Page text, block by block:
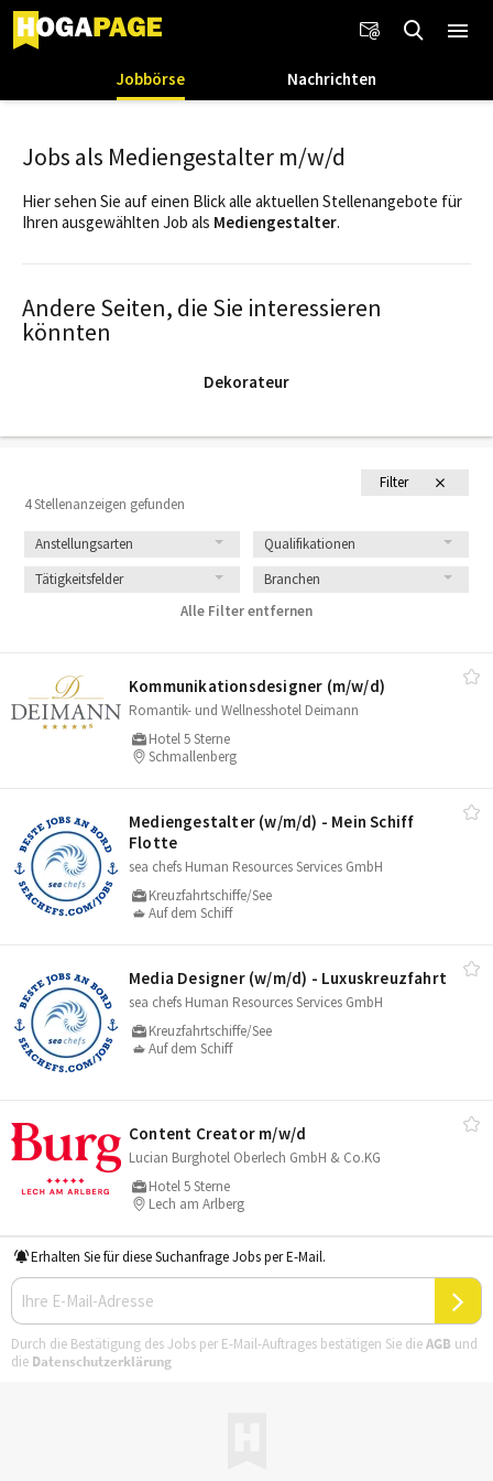
Jobbörse Nachrichten
Filter
4 Stellenanzeigen gefunden
Anstellungsarten
Qualifikationen
Tätigkeitsfelder
Branchen
Alle Filter entfernen
Kommunikationsdesigner (m/​w/​d)
Romantik- und Wellnesshotel Deimann
Hotel 5 Sterne
Schmallenberg
Mediengestalter (w/​m/​d) - Mein Schiff
Flotte
sea chefs Human Resources Services GmbH
Kreuzfahrtschiffe/See
Auf dem Schiff
Media Designer (w/​m/​d) - Luxuskreuzfahrt
sea chefs Human Resources Services GmbH
Kreuzfahrtschiffe/See
Auf dem Schiff
Content Creator m/​w/​d
Lucian Burghotel Oberlech GmbH & Co.KG
Hotel 5 Sterne
Lech am Arlberg
Erhalten Sie für diese Suchanfrage Jobs per E-Mail.
Durch die Bestätigung des Jobs per E-Mail-Auftrages bestätigen Sie dieAGB und
die Datenschutzerklärung
Jobs als Mediengestalter m/w/d
Hier sehen Sie auf einen Blick alle aktuellen Stellenangebote für
Ihren ausgewählten Job als Mediengestalter.
Andere Seiten, die Sie interessieren
könnten
Dekorateur